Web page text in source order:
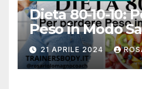
Dieta 80-10-10:
Peso in Modo
21 APRILE 2024